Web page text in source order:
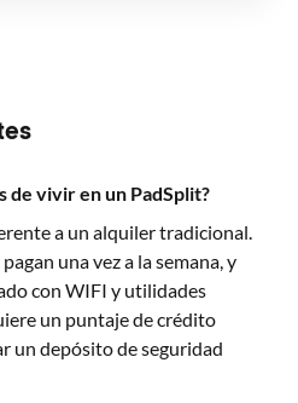
de vivir en un PadSplit?
a un alquiler tradicional.
una vez a la semana, y
con WIFI y utilidades
un puntaje de crédito
un depósito de seguridad